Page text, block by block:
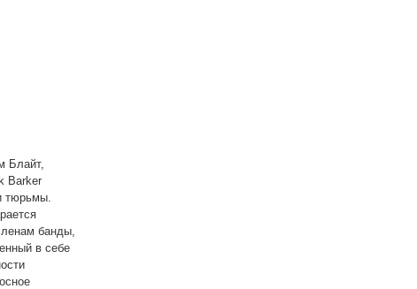
Блайт,
Barker
тюрьмы.
банды,
в себе